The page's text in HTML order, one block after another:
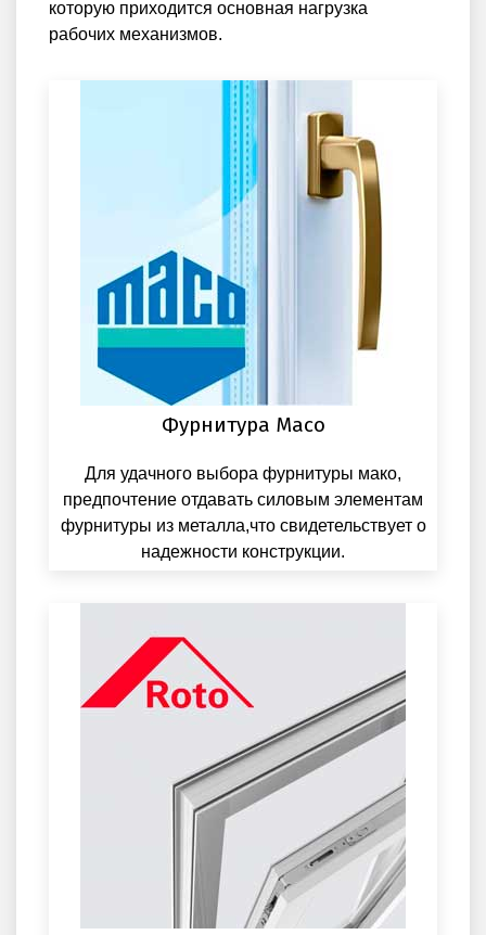
которую приходится основная нагрузка
рабочих механизмов.
Фурнитура Maco
Для удачного выбора фурнитуры мако,
предпочтение отдавать силовым элементам
фурнитуры из металла,что свидетельствует о
надежности конструкции.